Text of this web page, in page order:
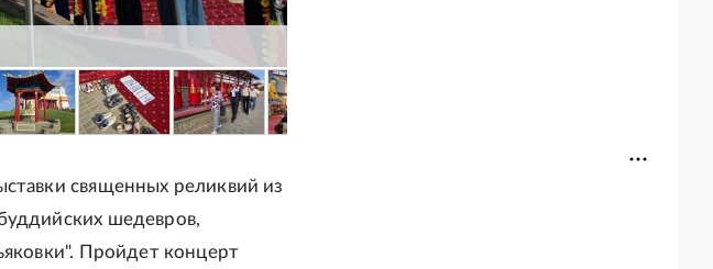
священных реликвий из
шедевров,
Пройдет концерт